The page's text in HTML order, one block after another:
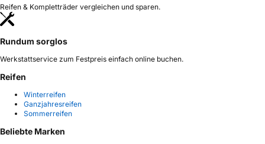
Reifen & Kompletträder vergleichen und sparen.
Rundum sorglos
Werkstattservice zum Festpreis einfach online buchen.
Reifen
Winterreifen
Ganzjahresreifen
Sommerreifen
Beliebte Marken